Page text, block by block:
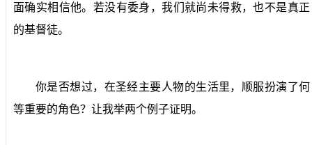
面确实相信他。若没有委身，我们就尚未得救，也不是真正
的基督徒。
你是否想过，在圣经主要人物的生活里，顺服扮演了何
等重要的角色？让我举两个例子证明。